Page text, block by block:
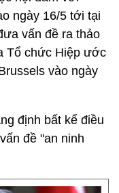
ngày 16/5 tới tại
vấn đề ra thảo
Tổ chức Hiệp ước
vào ngày
định bất kể điều
đề "an ninh